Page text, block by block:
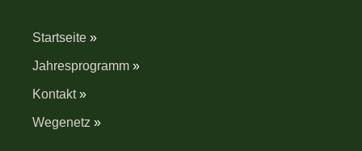
Startseite »
Jahresprogramm »
Kontakt»
Wegenetz »